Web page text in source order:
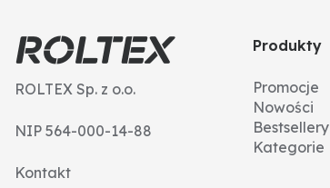
ROLTEX Sp. z o.o.
NIP 564-000-14-88
Kontakt
Produkty
Promocje
Nowości
Bestsellery
Kategorie